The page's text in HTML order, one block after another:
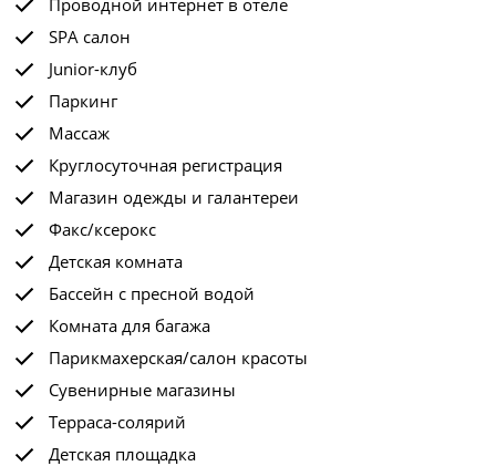
Проводной интернет в отеле
SPA салон
Junior-клуб
Паркинг
Массаж
Круглосуточная регистрация
Магазин одежды и галантереи
Факс/ксерокс
Детская комната
Бассейн с пресной водой
Комната для багажа
Парикмахерская/салон красоты
Сувенирные магазины
Терраса-солярий
Детская площадка